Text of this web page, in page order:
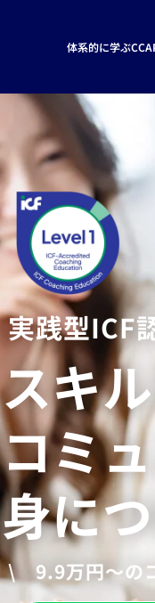
体系的に学ぶ
実践型ICF
スキ
コミ
身に
\ 9.9万円〜の